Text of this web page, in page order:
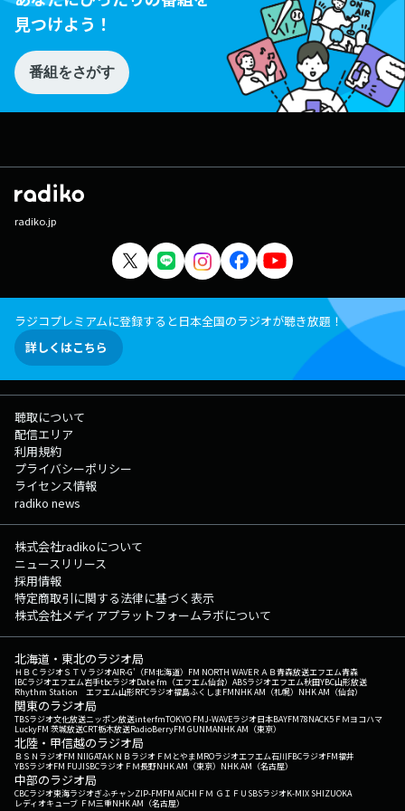
見つけよう！
番組をさがす
radiko.jp
ラジコプレミアムに登録すると日本全国のラジオが聴き放題！
詳しくはこちら
聴取について
配信エリア
利用規約
プライバシーポリシー
ライセンス情報
radiko news
株式会社radikoについて
ニュースリリース
採用情報
特定商取引に関する法律に基づく表示
株式会社メディアプラットフォームラボについて
北海道・東北のラジオ局
ＨＢＣラジオＳＴＶラジオAIR-G'（FM北海道） FM NORTH WAVEＲＡＢ青森放送エフエム青森
IBCラジオエフエム岩手tbcラジオDate fm（エフエム仙台） ABSラジオエフエム秋田YBC山形放送
Rhythm Station エフエム山形RFCラジオ福島ふくしまFMNHK AM（札幌） NHK AM（仙台）
関東のラジオ局
TBSラジオ文化放送ニッポン放送interfmTOKYO FMJ-WAVEラジオ日本BAYFM78NACK5 ＦＭヨコハマ
LuckyFM 茨城放送CRT栃木放送RadioBerryFM GUNMANHK AM（東京）
北陸・甲信越のラジオ局
ＢＳＮラジオFM NIIGATAＫＮＢラジオ ＦＭとやまMROラジオエフエム石川FBCラジオFM福井
YBSラジオFM FUJISBCラジオ ＦＭ長野NHK AM（東京） NHK AM（名古屋）
中部のラジオ局
CBCラジオ東海ラジオぎふチャンZIP-FMFM AICHI ＦＭ ＧＩＦＵ SBSラジオK-MIX SHIZUOKA
レディオキューブ ＦＭ三重NHK AM（名古屋）